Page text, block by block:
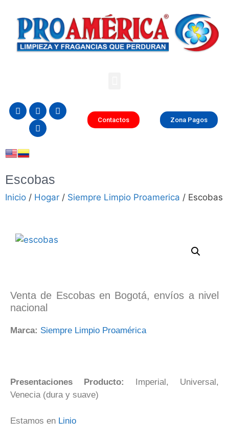
Contactos Zona Pagos
Escobas
Inicio / Hogar / Siempre Limpio Proamerica / Escobas
Venta de Escobas en Bogotá, envíos a nivel
nacional
Marca: Siempre Limpio Proamérica
Presentaciones Producto:
Imperial, Universal,
Venecia (dura y suave)
Estamos en Linio